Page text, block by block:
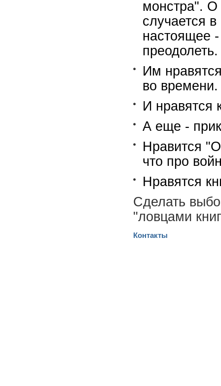
монстра". О
случается
настоящее
преодолеть.
Им
во времени.
И нравятся
А еще -
Нравится
что про
Нравятся
Сделать
"ловцами
Контакты